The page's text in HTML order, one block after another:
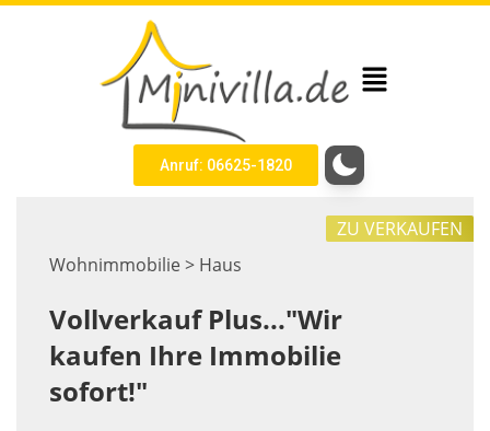
Anruf: 06625-1820
Wohnimmobilie > Haus
ZU VERKAUFEN
Vollverkauf Plus..."Wir
kaufen Ihre Immobilie
sofort!"